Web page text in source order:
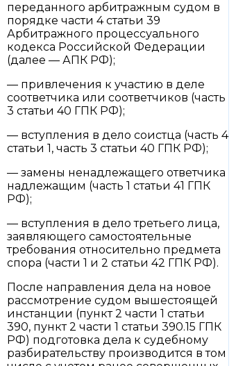
переданного арбитражным судом в
порядке части 4 статьи 39
Арбитражного процессуального
кодекса Российской Федерации
(далее — АПК РФ);
— привлечения к участию в деле
соответчика или соответчиков (часть
3 статьи 40 ГПК РФ);
— вступления в дело соистца (часть 4
статьи 1, часть 3 статьи 40 ГПК РФ);
— замены ненадлежащего ответчика
надлежащим (часть 1 статьи 41 ГПК
РФ);
— вступления в дело третьего лица,
заявляющего самостоятельные
требования относительно предмета
спора (части 1 и 2 статьи 42 ГПК РФ).
После направления дела на новое
рассмотрение судом вышестоящей
инстанции (пункт 2 части 1 статьи
390, пункт 2 части 1 статьи 390.15 ГПК
РФ) подготовка дела к судебному
разбирательству производится в том